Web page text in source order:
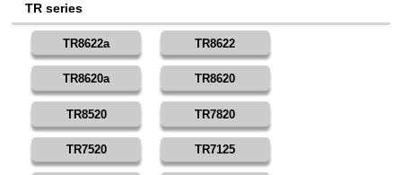
TR series
TR8622a TR8622
TR8620a TR8620
TR8520 TR7820
TR7520 TR7125